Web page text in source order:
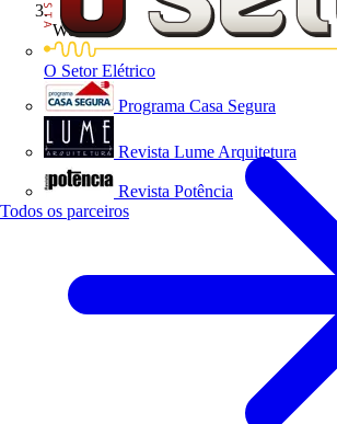
O Setor Elétrico
Programa Casa Segura
Revista Lume Arquitetura
Revista Potência
Todos os parceiros
Webinar